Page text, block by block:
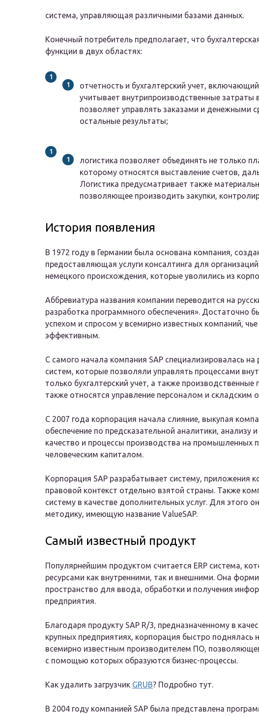
система, управляющая различными базами данных.
Конечный потребитель предполагает, что
функции в двух областях:
отчетность и бухгалтерский учет,
учитывает внутрипроизводственные затраты
позволяет управлять заказами и денежными
остальные результаты;
логистика позволяет объединять не только
которому относятся выставление счетов,
Логистика предусматривает также
позволяющее производить закупки,
История появления
В 1972 году в Германии была основана компания,
предоставляющая услуги консалтинга для
немецкого происхождения, которые уволились из
Аббревиатура названия компании переводится на
разработка программного обеспечения». Достаточно
успехом и спросом у всемирно известных компаний,
эффективным.
С самого начала компания SAP специализировалась
систем, которые позволяли управлять процессами
только бухгалтерский учет, а также
также относятся управление персоналом и складским
С 2007 года корпорация начала слияние, выкупая
обеспечение по предсказательной аналитики,
качество и процессы производства на промышленных
человеческим капиталом.
Корпорация SAP разрабатывает систему, приложения
правовой контекст отдельно взятой страны. Также
систему в качестве дополнительных услуг. Для этого
методику, имеющую название ValueSAP.
Самый известный продукт
Популярнейшим продуктом считается ERP система,
ресурсами как внутренними, так и внешними. Она
пространство для ввода, обработки и получения
предприятия.
Благодаря продукту SAP R/3, предназначенному в
крупных предприятиях, корпорация быстро поднялась
всемирно известным производителем ПО,
с помощью которых образуются бизнес-процессы.
Как удалить загрузчик GRUB? Подробно тут.
В 2004 году компанией SAP была представлена